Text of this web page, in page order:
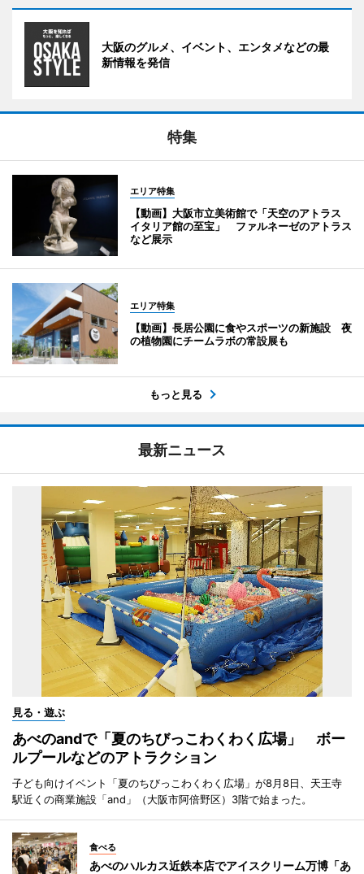
大阪のグルメ、イベント、エンタメなどの最
新情報を発信
特集
エリア特集
【動画】大阪市立美術館で「天空のアトラス
イタリア館の至宝」 ファルネーゼのアトラス
など展示
エリア特集
【動画】長居公園に食やスポーツの新施設 夜
の植物園にチームラボの常設展も
もっと見る
最新ニュース
見る・遊ぶ
あべのandで「夏のちびっこわくわく広場」 ボー
ルプールなどのアトラクション
子ども向けイベント「夏のちびっこわくわく広場」が8月8日、天王寺
駅近くの商業施設「and」（大阪市阿倍野区）3階で始まった。
食べる
あべのハルカス近鉄本店でアイスクリーム万博「あ